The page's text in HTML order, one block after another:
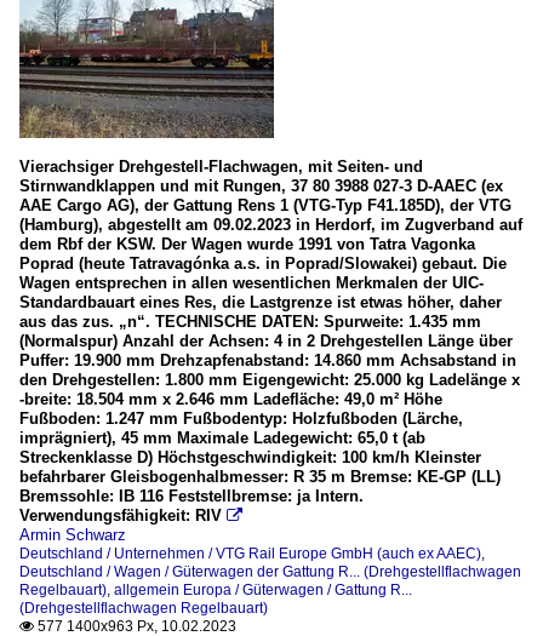
Vierachsiger Drehgestell-Flachwagen, mit Seiten- und
Stirnwandklappen und mit Rungen, 37 80 3988 027-3 D-AAEC (ex
AAE Cargo AG), der Gattung Rens 1 (VTG-Typ F41.185D), der VTG
(Hamburg), abgestellt am 09.02.2023 in Herdorf, im Zugverband auf
dem Rbf der KSW. Der Wagen wurde 1991 von Tatra Vagonka
Poprad (heute Tatravagónka a.s. in Poprad/Slowakei) gebaut. Die
Wagen entsprechen in allen wesentlichen Merkmalen der UIC-
Standardbauart eines Res, die Lastgrenze ist etwas höher, daher
aus das zus. „n“. TECHNISCHE DATEN: Spurweite: 1.435 mm
(Normalspur) Anzahl der Achsen: 4 in 2 Drehgestellen Länge über
Puffer: 19.900 mm Drehzapfenabstand: 14.860 mm Achsabstand in
den Drehgestellen: 1.800 mm Eigengewicht: 25.000 kg Ladelänge x
-breite: 18.504 mm x 2.646 mm Ladefläche: 49,0 m² Höhe
Fußboden: 1.247 mm Fußbodentyp: Holzfußboden (Lärche,
imprägniert), 45 mm Maximale Ladegewicht: 65,0 t (ab
Streckenklasse D) Höchstgeschwindigkeit: 100 km/h Kleinster
befahrbarer Gleisbogenhalbmesser: R 35 m Bremse: KE-GP (LL)
Bremssohle: IB 116 Feststellbremse: ja Intern.
Verwendungsfähigkeit: RIV 
Armin Schwarz
Deutschland / Unternehmen / VTG Rail Europe GmbH (auch ex AAEC),
Deutschland / Wagen / Güterwagen der Gattung R... (Drehgestellflachwagen
Regelbauart), allgemein Europa / Güterwagen / Gattung R...
(Drehgestellflachwagen Regelbauart)
 577 1400x963 Px, 10.02.2023